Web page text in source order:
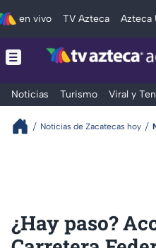
en vivo TV Azteca Azteca
Noticias Turismo Viral y
Noticias de Zacatecas hoy
¿Hay paso?